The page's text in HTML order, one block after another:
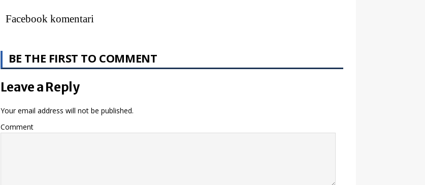
Facebook komentari
BE THE FIRST TO COMMENT
Leave a Reply
Your email address will not be published.
Comment